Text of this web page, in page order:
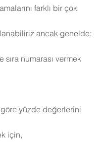
farklı bir çok
ancak genelde:
sıra numarası vermek
yüzde değerlerini
için,